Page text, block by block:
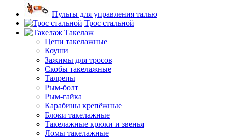
Пульты для управления талью
Трос стальной
Такелаж
Цепи такелажные
Коуши
Зажимы для тросов
Скобы такелажные
Талрепы
Рым-болт
Рым-гайка
Карабины крепёжные
Блоки такелажные
Такелажные крюки и звенья
Ломы такелажные